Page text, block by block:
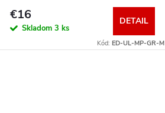
€16
Skladom 3 ks
DETAIL
Kód: ED-UL-MP-GR-M